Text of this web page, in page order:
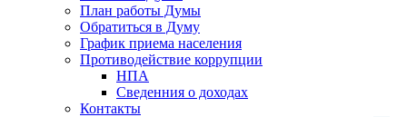
План работы Думы
Обратиться в Думу
График приема населения
Противодействие коррупции
НПА
Сведенния о доходах
Контакты